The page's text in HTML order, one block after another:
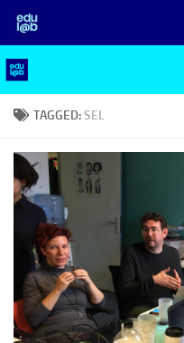
Skip to content
TAGGED:SEL